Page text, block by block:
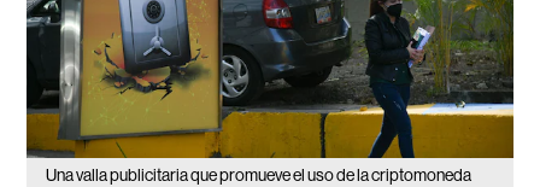
Una valla publicitaria que promueve el uso de la criptomoneda